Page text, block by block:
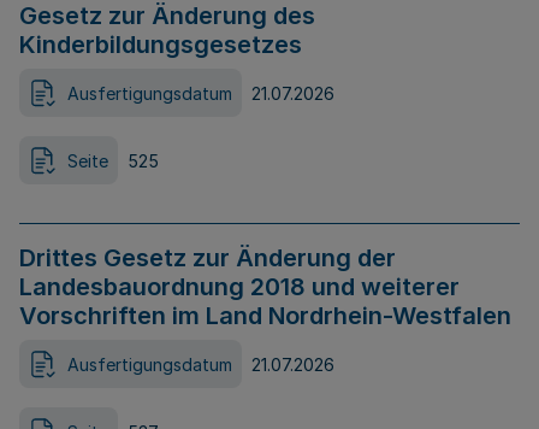
Gesetz zur Änderung des
Kinderbildungsgesetzes
Ausfertigungsdatum 21.07.2026
Seite 525
Drittes Gesetz zur Änderung der
Landesbauordnung 2018 und weiterer
Vorschriften im Land Nordrhein-Westfalen
Ausfertigungsdatum 21.07.2026